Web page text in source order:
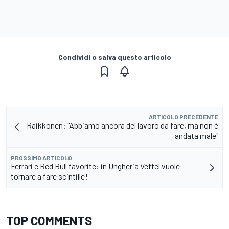
Condividi o salva questo articolo
ARTICOLO PRECEDENTE
Raikkonen: "Abbiamo ancora del lavoro da fare, ma non è
andata male"
PROSSIMO ARTICOLO
Ferrari e Red Bull favorite: in Ungheria Vettel vuole
tornare a fare scintille!
TOP COMMENTS